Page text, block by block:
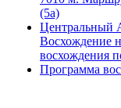
(5а)
Центральный
Восхождение
восхождения
Программа